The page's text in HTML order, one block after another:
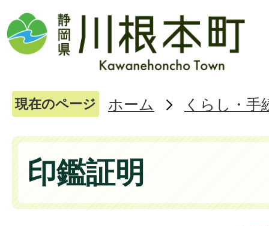
現在のページ ホーム くらし・手
印鑑証明